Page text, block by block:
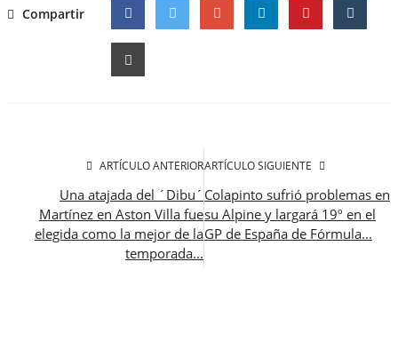
Compartir
Facebook
ARTÍCULO ANTERIOR
Una atajada del ´Dibu´
Martínez en Aston Villa fue
elegida como la mejor de la
temporada...
ARTÍCULO SIGUIENTE
Colapinto sufrió problemas en
su Alpine y largará 19º en el
GP de España de Fórmula...